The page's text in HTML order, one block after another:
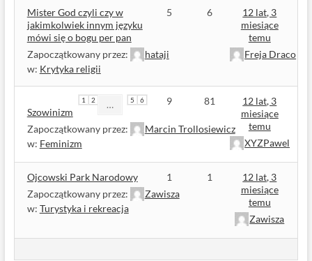
Mister God czyli czy w
jakimkolwiek innym języku
mówi się o bogu per pan
Zapoczątkowany przez:
hataji
w: Krytyka religii
5 6
12 lat, 3
miesiące
temu
Freja Draco
Szowinizm
1 2 … 5 6
Zapoczątkowany przez:
Marcin Trollosiewicz
w: Feminizm
9 81
12 lat, 3
miesiące
temu
XYZPawel
Ojcowski Park Narodowy
Zapoczątkowany przez:
Zawisza
w: Turystyka i rekreacja
1 1
12 lat, 3
miesiące
temu
Zawisza